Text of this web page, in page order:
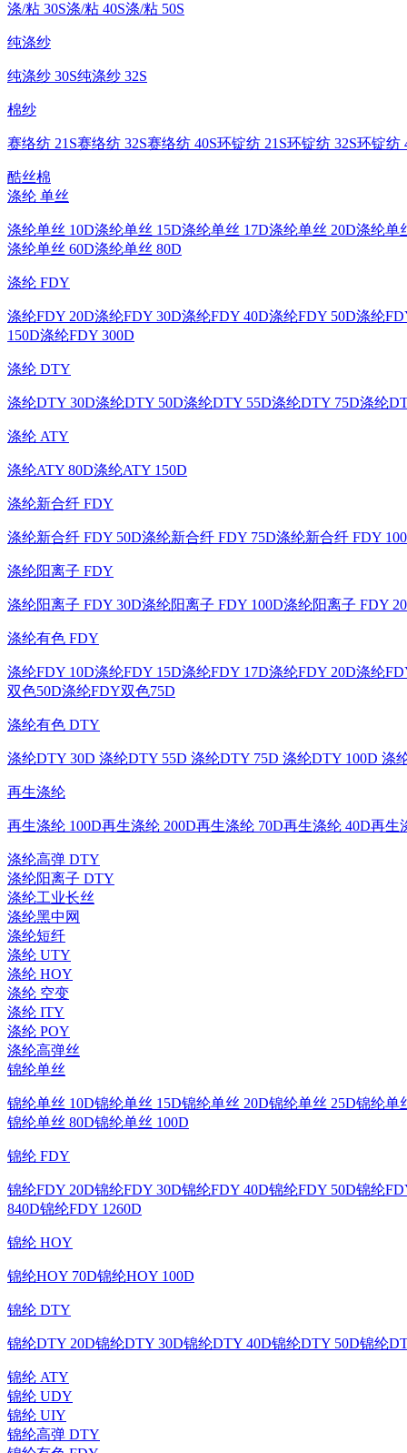
涤/粘 30S涤/粘 40S涤/粘 50S
纯涤纱
纯涤纱 30S纯涤纱 32S
棉纱
赛络纺 21S赛络纺 32S赛络纺 40S环锭纺 21S环锭纺 32S环锭纺
酷丝棉
涤纶 单丝
涤纶单丝 10D涤纶单丝 15D涤纶单丝 17D涤纶单丝 20D涤纶单
涤纶单丝 60D涤纶单丝 80D
涤纶 FDY
涤纶FDY 20D涤纶FDY 30D涤纶FDY 40D涤纶FDY 50D涤纶
150D涤纶FDY 300D
涤纶 DTY
涤纶DTY 30D涤纶DTY 50D涤纶DTY 55D涤纶DTY 75D涤纶
涤纶 ATY
涤纶ATY 80D涤纶ATY 150D
涤纶新合纤 FDY
涤纶新合纤 FDY 50D涤纶新合纤 FDY 75D涤纶新合纤 FDY
涤纶阳离子 FDY
涤纶阳离子 FDY 30D涤纶阳离子 FDY 100D涤纶阳离子 FDY
涤纶有色 FDY
涤纶FDY 10D涤纶FDY 15D涤纶FDY 17D涤纶FDY 20D涤纶
双色50D涤纶FDY双色75D
涤纶有色 DTY
涤纶DTY 30D 涤纶DTY 55D 涤纶DTY 75D 涤纶DTY 100D 涤
再生涤纶
再生涤纶 100D再生涤纶 200D再生涤纶 70D再生涤纶 40D再生
涤纶高弹 DTY
涤纶阳离子 DTY
涤纶工业长丝
涤纶黑中网
涤纶短纤
涤纶 UTY
涤纶 HOY
涤纶 空变
涤纶 ITY
涤纶 POY
涤纶高弹丝
锦纶单丝
锦纶单丝 10D锦纶单丝 15D锦纶单丝 20D锦纶单丝 25D锦纶单
锦纶单丝 80D锦纶单丝 100D
锦纶 FDY
锦纶FDY 20D锦纶FDY 30D锦纶FDY 40D锦纶FDY 50D锦纶
840D锦纶FDY 1260D
锦纶 HOY
锦纶HOY 70D锦纶HOY 100D
锦纶 DTY
锦纶DTY 20D锦纶DTY 30D锦纶DTY 40D锦纶DTY 50D锦纶
锦纶 ATY
锦纶 UDY
锦纶 UIY
锦纶高弹 DTY